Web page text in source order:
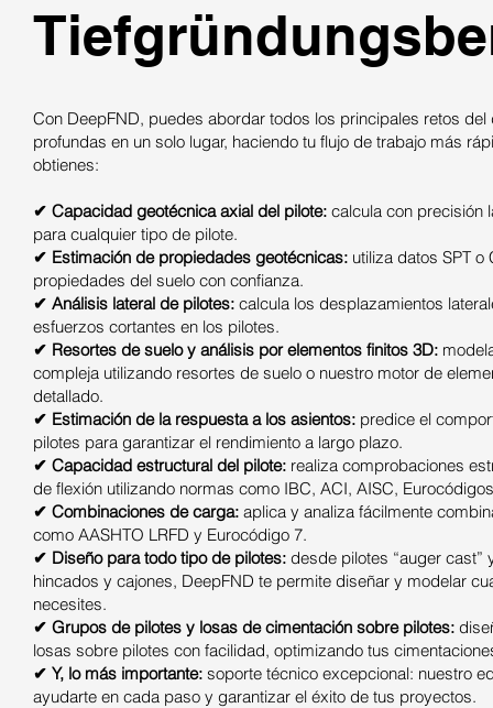
Con DeepFND, puedes abordar todos los principales retos
profundas en un solo lugar, haciendo tu flujo de trabajo más
obtienes:
✔ Capacidad geotécnica axial del pilote: calcula con precisión
para cualquier tipo de pilote.
✔ Estimación de propiedades geotécnicas: utiliza datos SPT o
propiedades del suelo con confianza.
✔ Análisis lateral de pilotes: calcula los desplazamientos
esfuerzos cortantes en los pilotes.
✔ Resortes de suelo y análisis por elementos finitos 3D:
compleja utilizando resortes de suelo o nuestro motor de
detallado.
✔ Estimación de la respuesta a los asientos: predice el
pilotes para garantizar el rendimiento a largo plazo.
✔ Capacidad estructural del pilote: realiza comprobaciones
de flexión utilizando normas como IBC, ACI, AISC,
✔ Combinaciones de carga: aplica y analiza fácilmente
como AASHTO LRFD y Eurocódigo 7.
✔ Diseño para todo tipo de pilotes: desde pilotes “auger cast”
hincados y cajones, DeepFND te permite diseñar y modelar
necesites.
✔ Grupos de pilotes y losas de cimentación sobre pilotes:
losas sobre pilotes con facilidad, optimizando tus
✔ Y, lo más importante: soporte técnico excepcional: nuestro
ayudarte en cada paso y garantizar el éxito de tus proyectos.